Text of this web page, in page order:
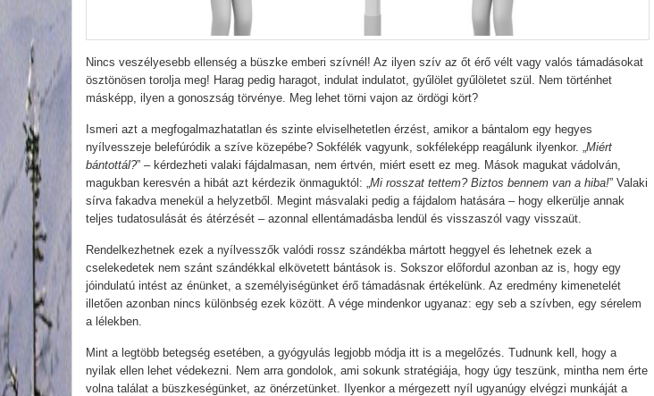
Nincs veszélyesebb ellenség a büszke emberi szívnél! Az ilyen szív az őt érő vélt vagy valós támadásokat
ösztönösen torolja meg! Harag pedig haragot, indulat indulatot, gyűlölet gyűlöletet szül. Nem történhet
másképp, ilyen a gonoszság törvénye. Meg lehet törni vajon az ördögi kört?
Ismeri azt a megfogalmazhatatlan és szinte elviselhetetlen érzést, amikor a bántalom egy hegyes
nyílvesszeje belefúródik a szíve közepébe? Sokfélék vagyunk, sokféleképp reagálunk ilyenkor. „ Miért
bántottál?” – kérdezheti valaki fájdalmasan, nem értvén, miért esett ez meg. Mások magukat vádolván,
magukban keresvén a hibát azt kérdezik önmaguktól: „ Mi rosszat tettem? Biztos bennem van a hiba!” Valaki
sírva fakadva menekül a helyzetből. Megint másvalaki pedig a fájdalom hatására – hogy elkerülje annak
teljes tudatosulását és átérzését – azonnal ellentámadásba lendül és visszaszól vagy visszaüt.
Rendelkezhetnek ezek a nyílvesszők valódi rossz szándékba mártott heggyel és lehetnek ezek a
cselekedetek nem szánt szándékkal elkövetett bántások is. Sokszor előfordul azonban az is, hogy egy
jóindulatú intést az énünket, a személyiségünket érő támadásnak értékelünk. Az eredmény kimenetelét
illetően azonban nincs különbség ezek között. A vége mindenkor ugyanaz: egy seb a szívben, egy sérelem
a lélekben.
Mint a legtöbb betegség esetében, a gyógyulás legjobb módja itt is a megelőzés. Tudnunk kell, hogy a
nyilak ellen lehet védekezni. Nem arra gondolok, ami sokunk stratégiája, hogy úgy teszünk, mintha nem érte
volna találat a büszkeségünket, az önérzetünket. Ilyenkor a mérgezett nyíl ugyanúgy elvégzi munkáját a